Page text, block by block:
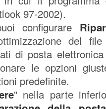
97-2002).
configurare
del file
di posta
le opzioni
predefinite.
" nella parte